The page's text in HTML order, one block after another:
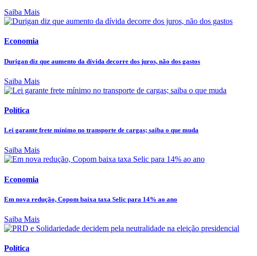
Saiba Mais
Economia
Durigan diz que aumento da dívida decorre dos juros, não dos gastos
Saiba Mais
Política
Lei garante frete mínimo no transporte de cargas; saiba o que muda
Saiba Mais
Economia
Em nova redução, Copom baixa taxa Selic para 14% ao ano
Saiba Mais
Política